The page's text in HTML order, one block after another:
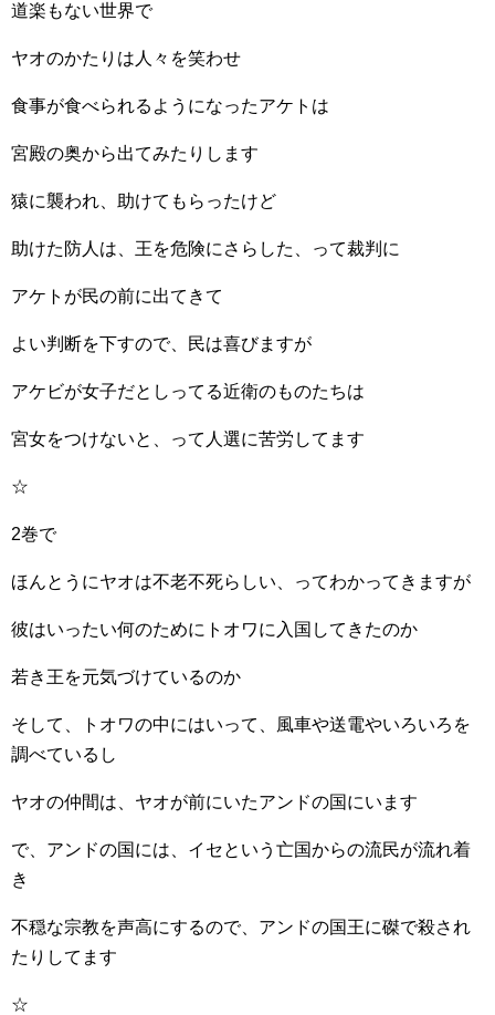
道楽もない世界で
ヤオのかたりは人々を笑わせ
食事が食べられるようになったアケトは
宮殿の奥から出てみたりします
猿に襲われ、助けてもらったけど
助けた防人は、王を危険にさらした、って裁判に
アケトが民の前に出てきて
よい判断を下すので、民は喜びますが
アケビが女子だとしってる近衛のものたちは
宮女をつけないと、って人選に苦労してます
☆
2巻で
ほんとうにヤオは不老不死らしい、ってわかってきますが
彼はいったい何のためにトオワに入国してきたのか
若き王を元気づけているのか
そして、トオワの中にはいって、風車や送電やいろいろを
調べているし
ヤオの仲間は、ヤオが前にいたアンドの国にいます
で、アンドの国には、イセという亡国からの流民が流れ着
き
不穏な宗教を声高にするので、アンドの国王に磔で殺され
たりしてます
☆